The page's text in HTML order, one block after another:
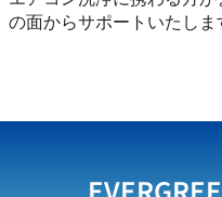
の面からサポートいたしま